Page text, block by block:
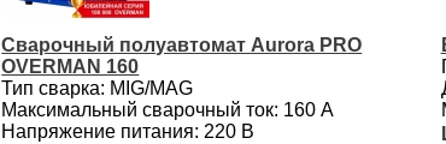
Сварочный полуавтомат Aurora PRO
OVERMAN 160
Тип сварка: MIG/MAG
Максимальный сварочный ток: 160 А
Напряжение питания: 220 В